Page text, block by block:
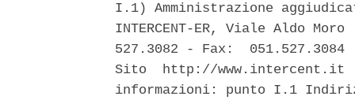
I.1) Amministrazione
INTERCENT-ER, Viale Aldo
527.3082 - Fax:
Sito  http://
informazioni: punto I.1